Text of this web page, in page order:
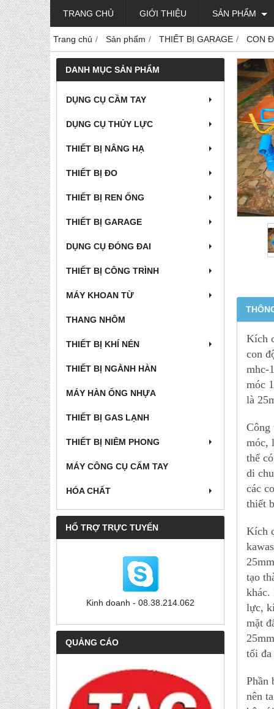
TRANG CHỦ GIỚI THIỆU SẢN PHẨM
Trang chủ Sản phẩm THIẾT BỊ GARAGE CON
DANH MỤC SẢN PHẨM
DỤNG CỤ CẦM TAY
DỤNG CỤ THỦY LỰC
THIẾT BỊ NÂNG HẠ
THIẾT BỊ ĐO
THIẾT BỊ REN ỐNG
THIẾT BỊ GARAGE
DỤNG CỤ ĐÓNG ĐAI
THIẾT BỊ CÔNG TRÌNH
MÁY KHOAN TỪ
THANG NHÔM
THIẾT BỊ KHÍ NÉN
THIẾT BỊ NGÀNH HÀN
MÁY HÀN ỐNG NHỰA
THIẾT BỊ GAS LẠNH
THIẾT BỊ NIÊM PHONG
MÁY CÔNG CỤ CẤM TAY
HÓA CHẤT
HỔ TRỢ TRỰC TUYẾN
Kinh doanh - 08.38.214.062
QUẢNG CÁO
Kích
con
mhc-
móc
là
Công
móc,
thể
di
các
thiết
Kích
tạo
khác.
lực,
mặt
tối đa
Phần
nên